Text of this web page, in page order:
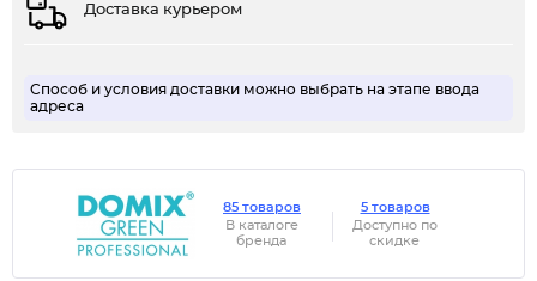
Доставка курьером
Способ и условия доставки можно выбрать на этапе ввода
адреса
85 товаров
В каталоге
бренда
5 товаров
Доступно по
скидке